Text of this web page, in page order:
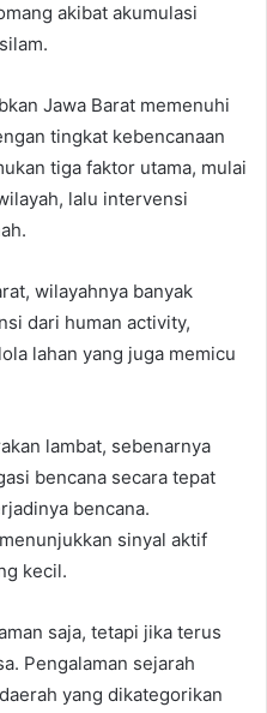
akibat akumulasi
Jawa Barat memenuhi
tingkat kebencanaan
tiga faktor utama, mulai
lalu intervensi
wilayahnya banyak
dari human activity,
lahan yang juga memicu
lambat, sebenarnya
bencana secara tepat
bencana.
sinyal aktif
kecil.
saja, tetapi jika terus
Pengalaman sejarah
yang dikategorikan